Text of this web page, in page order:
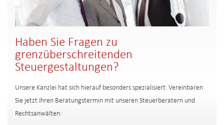
Haben Sie Fragen zu
grenzüberschreitenden
Steuergestaltungen?
Unsere Kanzlei hat sich hierauf besonders spezialisiert. Vereinbaren
Sie jetzt Ihren Beratungstermin mit unseren Steuerberatern und
Rechtsanwälten: